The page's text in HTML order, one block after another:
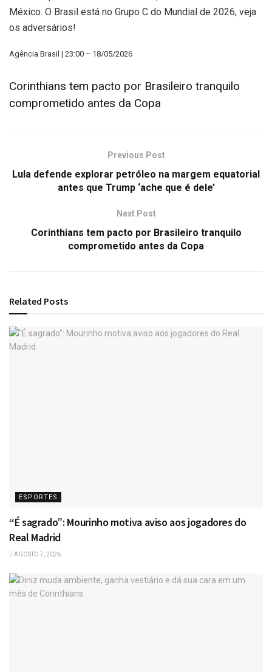
México. O Brasil está no Grupo C do Mundial de 2026; veja
os adversários!
Agência Brasil | 23:00 – 18/05/2026
Corinthians tem pacto por Brasileiro tranquilo
comprometido antes da Copa
Previous Post
Lula defende explorar petróleo na margem equatorial
antes que Trump ‘ache que é dele’
Next Post
Corinthians tem pacto por Brasileiro tranquilo
comprometido antes da Copa
Related Posts
ESPORTES
“É sagrado”: Mourinho motiva aviso aos jogadores do
Real Madrid
AGOSTO 7, 2026